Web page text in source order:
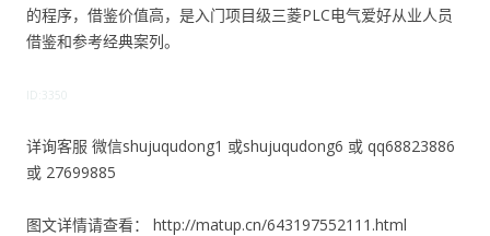
的程序，借鉴价值高，是入门项目级三菱PLC电气爱好从业人员
借鉴和参考经典案列。
ID:3350
详询客服 微信shujuqudong1 或shujuqudong6 或 qq68823886
或 27699885
图文详情请查看： http://matup.cn/643197552111.html